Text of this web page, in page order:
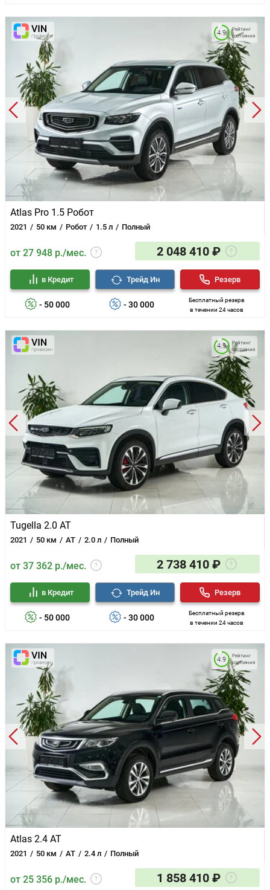
Atlas Pro 1.5 Робот
2021 50 км Робот 1.5 л Полный
Рейтинг
состояния
4.9
от 27 948 р./мес. 2 048 410 ₽
- 50 000
в Кредит
- 30 000
Трейд Ин
Бесплатный резерв
в течении 24 часов
Резерв
Tugella 2.0 AT
2021 50 км AT 2.0 л Полный
Рейтинг
состояния
4.9
от 37 362 р./мес. 2 738 410 ₽
- 50 000
в Кредит
- 30 000
Трейд Ин
Бесплатный резерв
в течении 24 часов
Резерв
Atlas 2.4 AT
2021 50 км AT 2.4 л Полный
Рейтинг
состояния
4.9
от 25 356 р./мес. 1 858 410 ₽